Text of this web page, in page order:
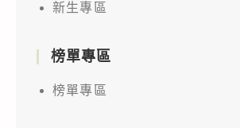
新生專區
榜單專區
榜單專區